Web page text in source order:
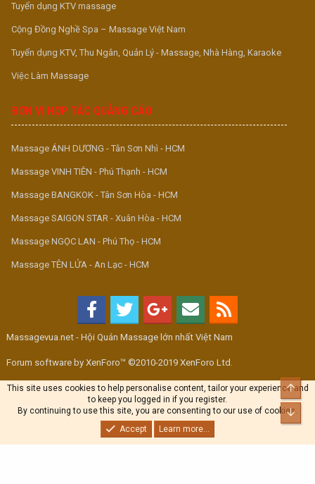
Tuyển dụng KTV massage
Cộng Đồng Nghề Spa – Massage Việt Nam
Tuyển dụng KTV, Thu Ngân, Quản Lý - Massage, Nhà Hàng, Karaoke
Việc Làm Massage
ĐƠN VỊ HỢP TÁC QUẢNG CÁO
Massage ÁNH DƯƠNG - Tân Sơn Nhì - HCM
Massage VINH TIÊN - Phú Thạnh - HCM
Massage BANGKOK - Tân Sơn Hòa - HCM
Massage SAIGON STAR - Xuân Hòa - HCM
Massage NGỌC LAN - Phú Thọ - HCM
Massage TÊN LỬA - An Lạc - HCM
Massagevua.net - Hội Quán Massage lớn nhất Việt Nam
Forum software by XenForo™ ©2010-2019 XenForo Ltd.
This site uses cookies to help personalise content, tailor your experience and
to keep you logged in if you register.
By continuing to use this site, you are consenting to our use of cookies.
Accept
Learn more...
Top